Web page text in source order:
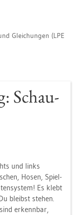
Glei­chun­gen (LPE
Schau­
und links
Hosen, Spiel­
Es klebt
bleibst ste­hen.
er­kenn­bar,